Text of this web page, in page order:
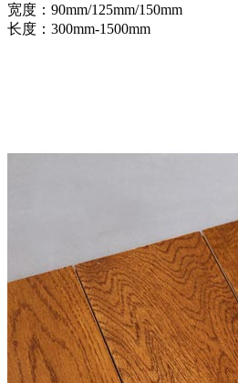
宽度：90mm/125mm/150mm
长度：300mm-1500mm